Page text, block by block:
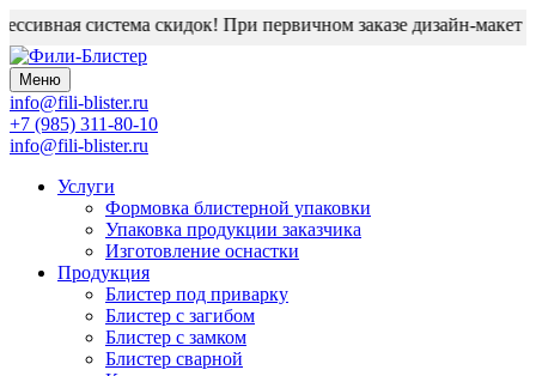
система скидок! При первичном заказе дизайн-макет
Меню
info@fili-blister.ru
+7 (985) 311-80-10
info@fili-blister.ru
Услуги
Формовка блистерной упаковки
Упаковка продукции заказчика
Изготовление оснастки
Продукция
Блистер под приварку
Блистер с загибом
Блистер с замком
Блистер сварной